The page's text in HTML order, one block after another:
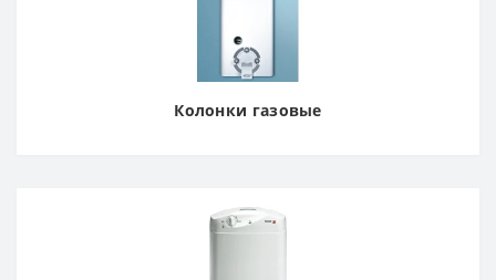
Колонки газовые